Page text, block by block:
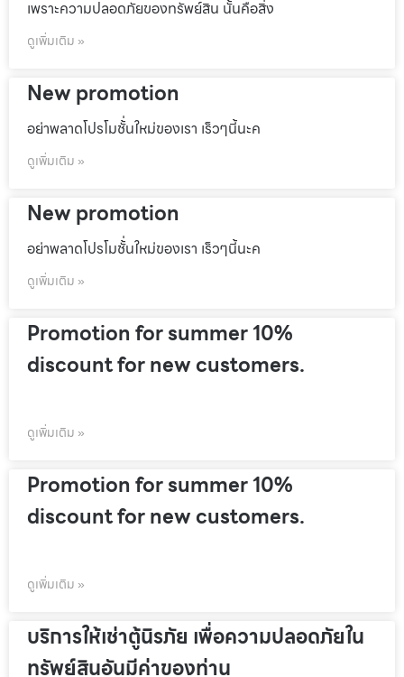
เพราะความปลอดภัยของทรัพย์สิน นั้นคือสิ่ง
ดูเพิ่มเติม »
New promotion
อย่าพลาดโปรโมชั้่นใหม่ของเรา เร็วๆนี้นะค
ดูเพิ่มเติม »
New promotion
อย่าพลาดโปรโมชั้่นใหม่ของเรา เร็วๆนี้นะค
ดูเพิ่มเติม »
Promotion for summer 10%
discount for new customers.
ดูเพิ่มเติม »
Promotion for summer 10%
discount for new customers.
ดูเพิ่มเติม »
บริการให้เช่าตู้นิรภัย เพื่อความปลอดภัยใน
ทรัพย์สินอันมีค่าของท่าน